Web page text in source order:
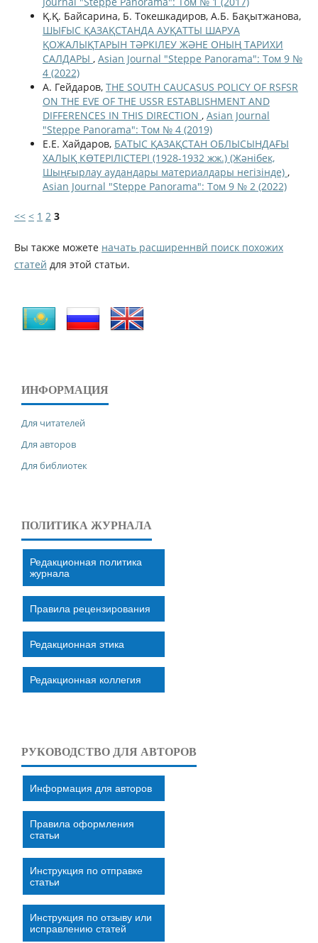
Қ.Қ. Байсарина, Б. Токешкадиров, А.Б. Бақытжанова,
ШЫҒЫС ҚАЗАҚСТАНДА АУҚАТТЫ ШАРУА
ҚОЖАЛЫҚТАРЫН ТӘРКІЛЕУ ЖӘНЕ ОНЫҢ ТАРИХИ
САЛДАРЫ , Asian Journal "Steppe Panorama": Том 9 №
4 (2022)
A. Гейдаров, THE SOUTH CAUCASUS POLICY OF RSFSR
ON THE EVE OF THE USSR ESTABLISHMENT AND
DIFFERENCES IN THIS DIRECTION , Asian Journal
"Steppe Panorama": Том № 4 (2019)
Е.Е. Хайдаров, БАТЫС ҚАЗАҚСТАН ОБЛЫСЫНДАҒЫ
ХАЛЫҚ КӨТЕРІЛІСТЕРІ (1928-1932 жж.) (Жәнібек,
Шыңғырлау аудандары материалдары негізінде) ,
Asian Journal "Steppe Panorama": Том 9 № 2 (2022)
<< < 1 2 3
Вы также можете начать расширеннвй поиск похожих
статей для этой статьи.
ИНФОРМАЦИЯ
Для читателей
Для авторов
Для библиотек
ПОЛИТИКА ЖУРНАЛА
Редакционная политика
журнала
Правила рецензирования
Редакционная этика
Редакционная коллегия
РУКОВОДСТВО ДЛЯ АВТОРОВ
Информация для авторов
Правила оформления
статьи
Инструкция по отправке
статьи
Инструкция по отзыву или
исправлению статей